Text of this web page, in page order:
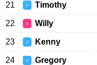
21 ♂ Timothy
22 ♀ Willy
23 ♂ Kenny
24 ♂ Gregory